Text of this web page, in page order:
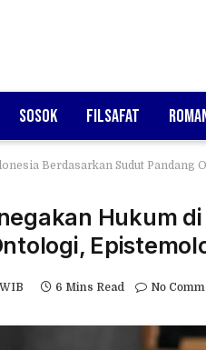
Sosok Filsafat
Berdasarkan Sudut Pandang
Hukum
6 Mins Read No